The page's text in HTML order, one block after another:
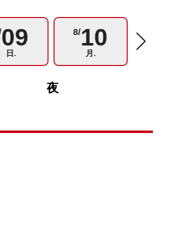
09
日.
8/10
月.
夜